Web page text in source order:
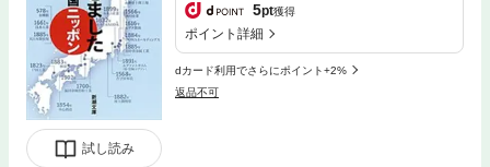
試し読み
5pt獲得
ポイント詳細
dカード利用でさらにポイント+2%
返品不可